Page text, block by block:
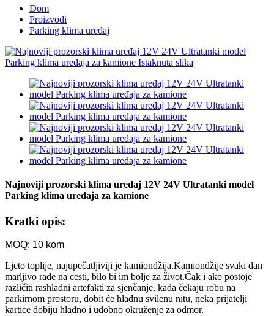
Dom
Proizvodi
Parking klima uređaj
Najnoviji prozorski klima uređaj 12V 24V Ultratanki model
Parking klima uređaja za kamione
Kratki opis:
MOQ: 10 kom
Ljeto toplije, najupečatljiviji je kamiondžija.Kamiondžije svaki dan
marljivo rade na cesti, bilo bi im bolje za život.Čak i ako postoje
različiti rashladni artefakti za sjenčanje, kada čekaju robu na
parkirnom prostoru, dobit će hladnu svilenu nitu, neka prijatelji
kartice dobiju hladno i udobno okruženje za odmor.